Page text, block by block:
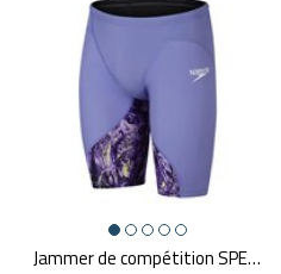
Jammer de compétition SPEEDO FASTSKIN LZR IGNITE